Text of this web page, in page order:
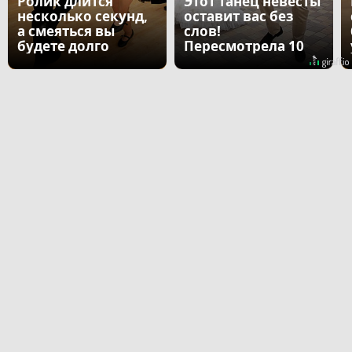
несколько секунд,
а смеяться вы
будете долго
оставит вас без
слов!
Пересмотрела 10